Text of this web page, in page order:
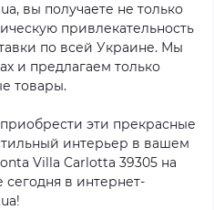
вы получаете не только
привлекательность
по всей Украине. Мы
и предлагаем только
товары.
эти прекрасные
интерьер в вашем
Villa Carlotta 39305 на
в интернет-